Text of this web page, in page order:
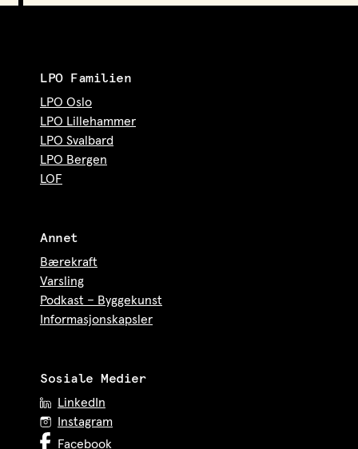
LPO Familien
LPO Oslo
LPO Lillehammer
LPO Svalbard
LPO Bergen
LOF
Annet
Bærekraft
Varsling
Podkast – Byggekunst
Informasjonskapsler
Sosiale Medier
LinkedIn
Instagram
Facebook